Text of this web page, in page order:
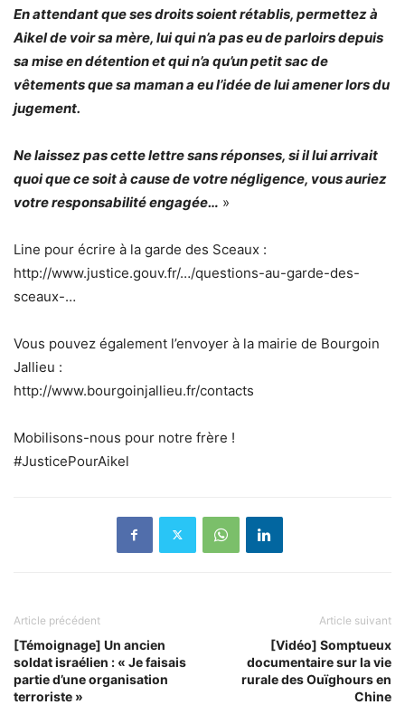
En attendant que ses droits soient rétablis, permettez à
Aikel de voir sa mère, lui qui n’a pas eu de parloirs depuis
sa mise en détention et qui n’a qu’un petit sac de
vêtements que sa maman a eu l’idée de lui amener lors du
jugement.
Ne laissez pas cette lettre sans réponses, si il lui arrivait
quoi que ce soit à cause de votre négligence, vous auriez
votre responsabilité engagée… »
Line pour écrire à la garde des Sceaux :
http://www.justice.gouv.fr/…/questions-au-garde-des-
sceaux-…
Vous pouvez également l’envoyer à la mairie de Bourgoin
Jallieu :
http://www.bourgoinjallieu.fr/contacts
Mobilisons-nous pour notre frère !
#JusticePourAikel
Article précédent
[Témoignage] Un ancien
soldat israélien : « Je faisais
partie d’une organisation
terroriste »
Article suivant
[Vidéo] Somptueux
documentaire sur la vie
rurale des Ouïghours en
Chine